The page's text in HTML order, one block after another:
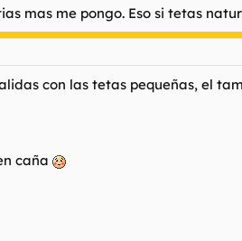
mas me pongo. Eso si tetas
con las tetas pequeñas, el
caña